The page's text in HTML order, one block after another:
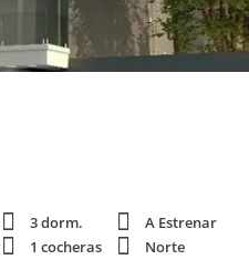
3 dorm.
A Estrenar
1 cocheras
Norte